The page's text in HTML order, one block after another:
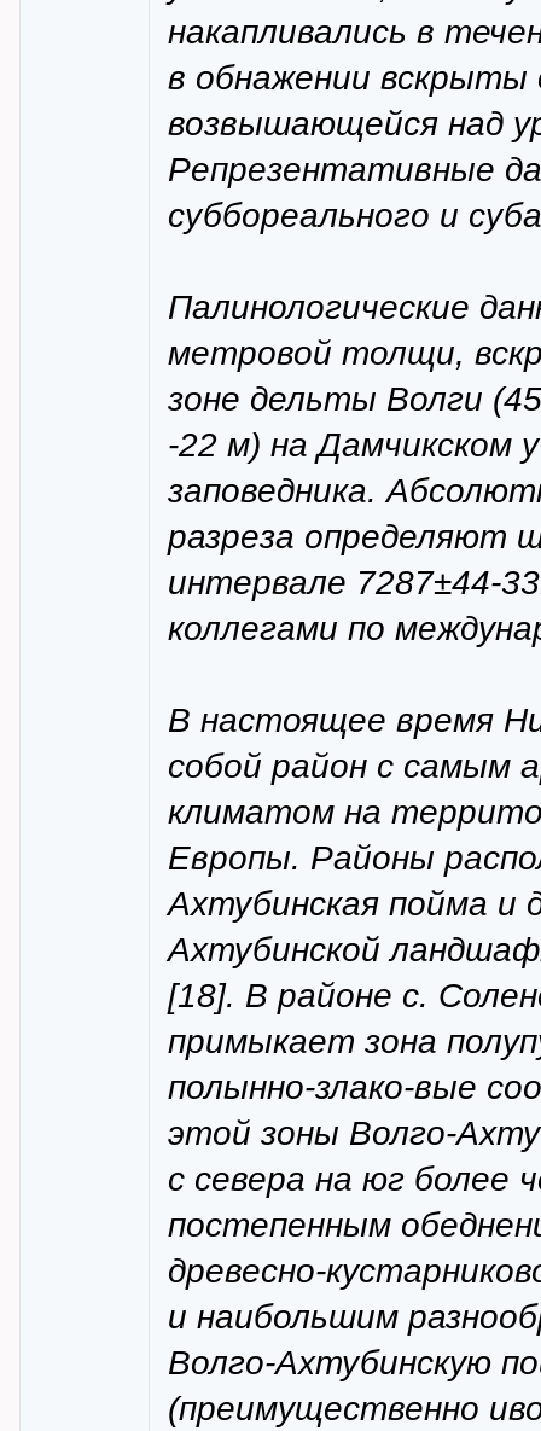
накапливались в
в обнажении
возвышающейся над
Репрезентативные
суббореального и
Палинологические
метровой толщи,
зоне дельты Волги
-22 м) на Дамчикском
заповедника.
разреза определяют
интервале 7287±44-
коллегами по
В настоящее время
собой район с самым
климатом на
Европы. Районы
Ахтубинская пойма и
Ахтубинской
[18]. В районе с.
примыкает зона
полынно-злако-вые
этой зоны Волго-
с севера на юг более
постепенным
древесно-
и наибольшим
Волго-Ахтубинскую
(преимущественно